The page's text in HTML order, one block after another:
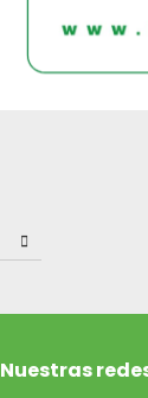
Nuestras